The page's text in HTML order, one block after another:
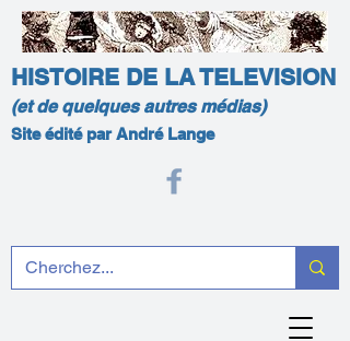
HISTOIRE DE LA TELEVISION
(et de quelques autres médias)
Site édité par André Lange